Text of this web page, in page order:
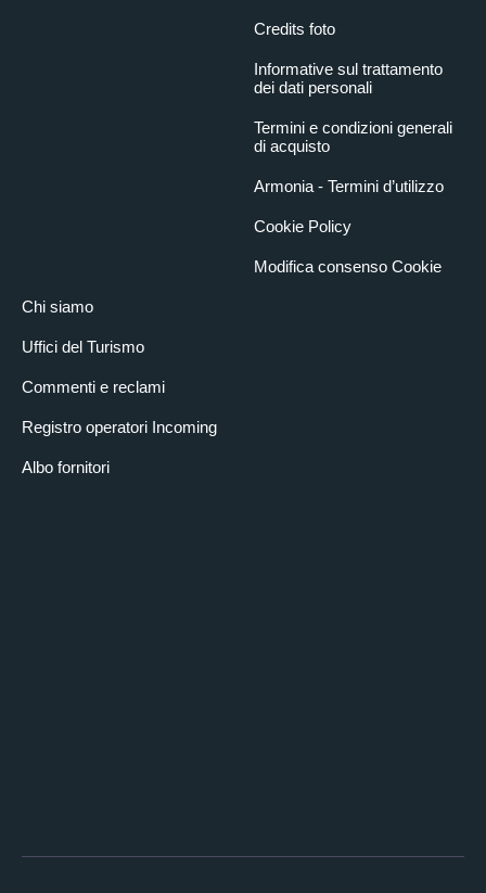
Chi siamo
Uffici del Turismo
Commenti e reclami
Registro operatori Incoming
Albo fornitori
Credits foto
Informative sul trattamento
dei dati personali
Termini e condizioni generali
di acquisto
Armonia - Termini d’utilizzo
Cookie Policy
Modifica consenso Cookie